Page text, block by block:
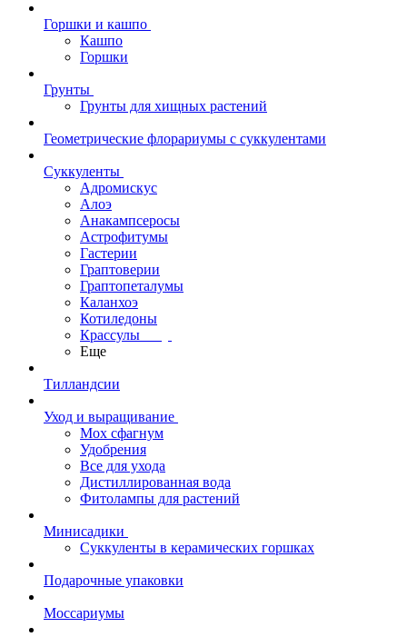
Горшки и кашпо
Кашпо
Горшки
Грунты
Грунты для хищных растений
Геометрические флорариумы с суккулентами
Суккуленты
Адромискус
Алоэ
Анакампсеросы
Астрофитумы
Гастерии
Граптоверии
Граптопеталумы
Каланхоэ
Котиледоны
Крассулы
Еще
Тилландсии
Уход и выращивание
Мох сфагнум
Удобрения
Все для ухода
Дистиллированная вода
Фитолампы для растений
Минисадики
Суккуленты в керамических горшках
Подарочные упаковки
Моссариумы